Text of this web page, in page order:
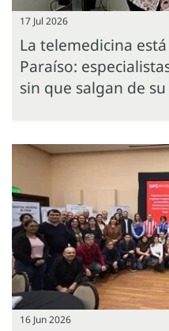
17 Jul 2026
La telemedicina
Paraíso:
sin que salgan de
16 Jun 2026